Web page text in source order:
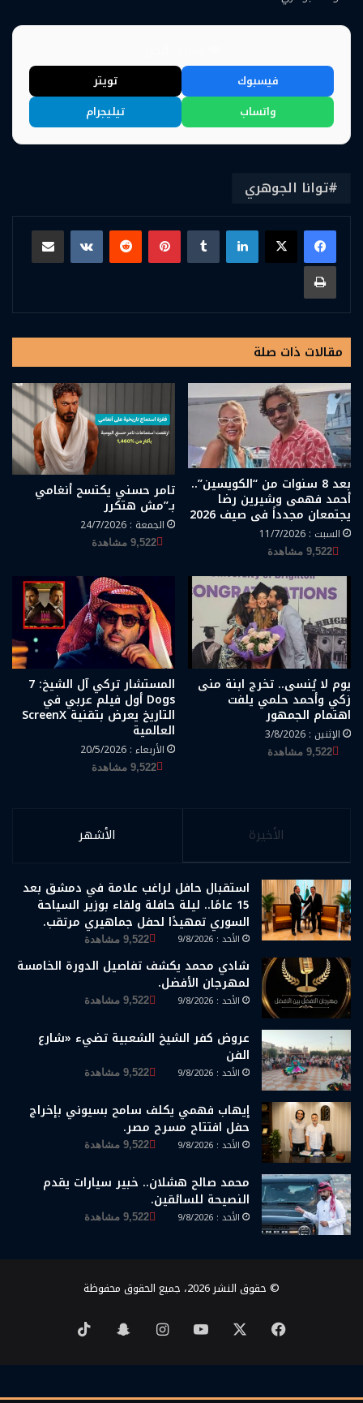
فيسبوك
تويتر
واتساب
تيليجرام
توانا الجوهري
لينكدإن بينتيريست
مشاركة عبر البريد
طباعة
مقالات ذات صلة
بعد 8 سنوات من “الكويسين”..
أحمد فهمى وشيرين رضا
يجتمعان مجدداً فى صيف 2026
السبت : 11/7/2026
9,522 مشاهدة
تامر حسني يكتسح أنغامي
بـ”مش هتكرر
الجمعة : 24/7/2026
9,522 مشاهدة
يوم لا يُنسى.. تخرج ابنة منى
زكي وأحمد حلمي يلفت
اهتمام الجمهور
الإثنين : 3/8/2026
9,522 مشاهدة
المستشار تركي آل الشيخ: 7
Dogs أول فيلم عربي في
التاريخ يعرض بتقنية ScreenX
العالمية
الأربعاء : 20/5/2026
9,522 مشاهدة
الأخيرة الأشهر
استقبال حافل لراغب علامة في دمشق بعد
15 عامًا.. ليلة حافلة ولقاء بوزير السياحة
السوري تمهيدًا لحفل جماهيري مرتقب.
الأحد : 9/8/2026 9,522 مشاهدة
شادي محمد يكشف تفاصيل الدورة الخامسة
لمهرجان الأفضل.
الأحد : 9/8/2026 9,522 مشاهدة
عروض كفر الشيخ الشعبية تضيء «شارع
الفن
الأحد : 9/8/2026 9,522 مشاهدة
إيهاب فهمي يكلف سامح بسيوني بإخراج
حفل افتتاح مسرح مصر.
الأحد : 9/8/2026 9,522 مشاهدة
محمد صالح هشلان.. خبير سيارات يقدم
النصيحة للسائقين.
الأحد : 9/8/2026 9,522 مشاهدة
© حقوق النشر 2026، جميع الحقوق محفوظة
فيسبوك ‫YouTubeانستقرامسناب